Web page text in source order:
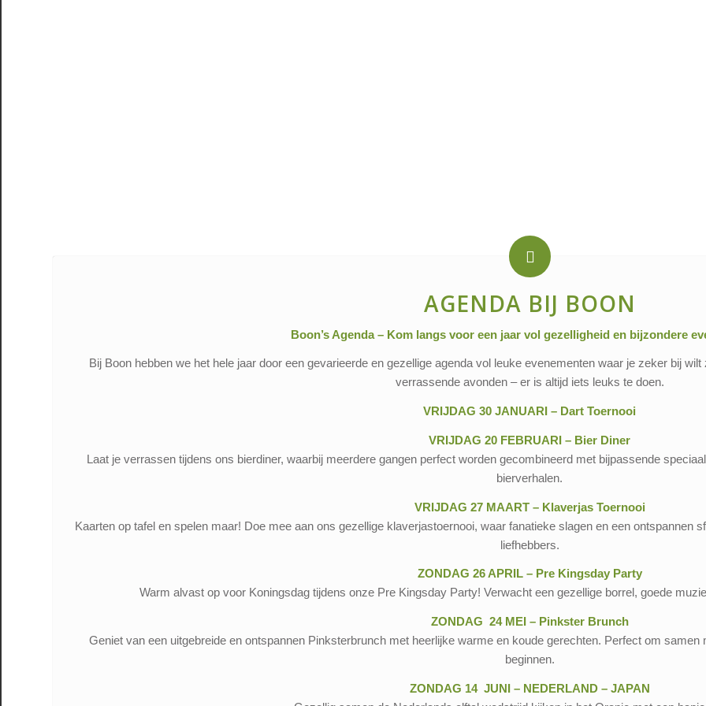
AGENDA BIJ BOON
Boon’s Agenda – Kom langs voor een jaar vol gezelligheid en bijzondere
Bij Boon hebben we het hele jaar door een gevarieerde en gezellige agenda vol leuke evenementen waar je zeker bij
verrassende avonden – er is altijd iets leuks te doen.
VRIJDAG 30 JANUARI – Dart Toernooi
VRIJDAG 20 FEBRUARI – Bier Diner
Laat je verrassen tijdens ons bierdiner, waarbij meerdere gangen perfect worden gecombineerd met bijpassende
bierverhalen.
VRIJDAG 27 MAART – Klaverjas Toernooi
Kaarten op tafel en spelen maar! Doe mee aan ons gezellige klaverjastoernooi, waar fanatieke slagen en een ontspannen
liefhebbers.
ZONDAG 26 APRIL – Pre Kingsday Party
Warm alvast op voor Koningsdag tijdens onze Pre Kingsday Party! Verwacht een gezellige borrel, goede
ZONDAG 24 MEI – Pinkster Brunch
Geniet van een uitgebreide en ontspannen Pinksterbrunch met heerlijke warme en koude gerechten. Perfect om
beginnen.
ZONDAG 14 JUNI – NEDERLAND – JAPAN